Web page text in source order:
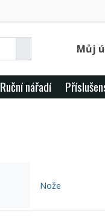
Můj
Ruční nářadí
Nože